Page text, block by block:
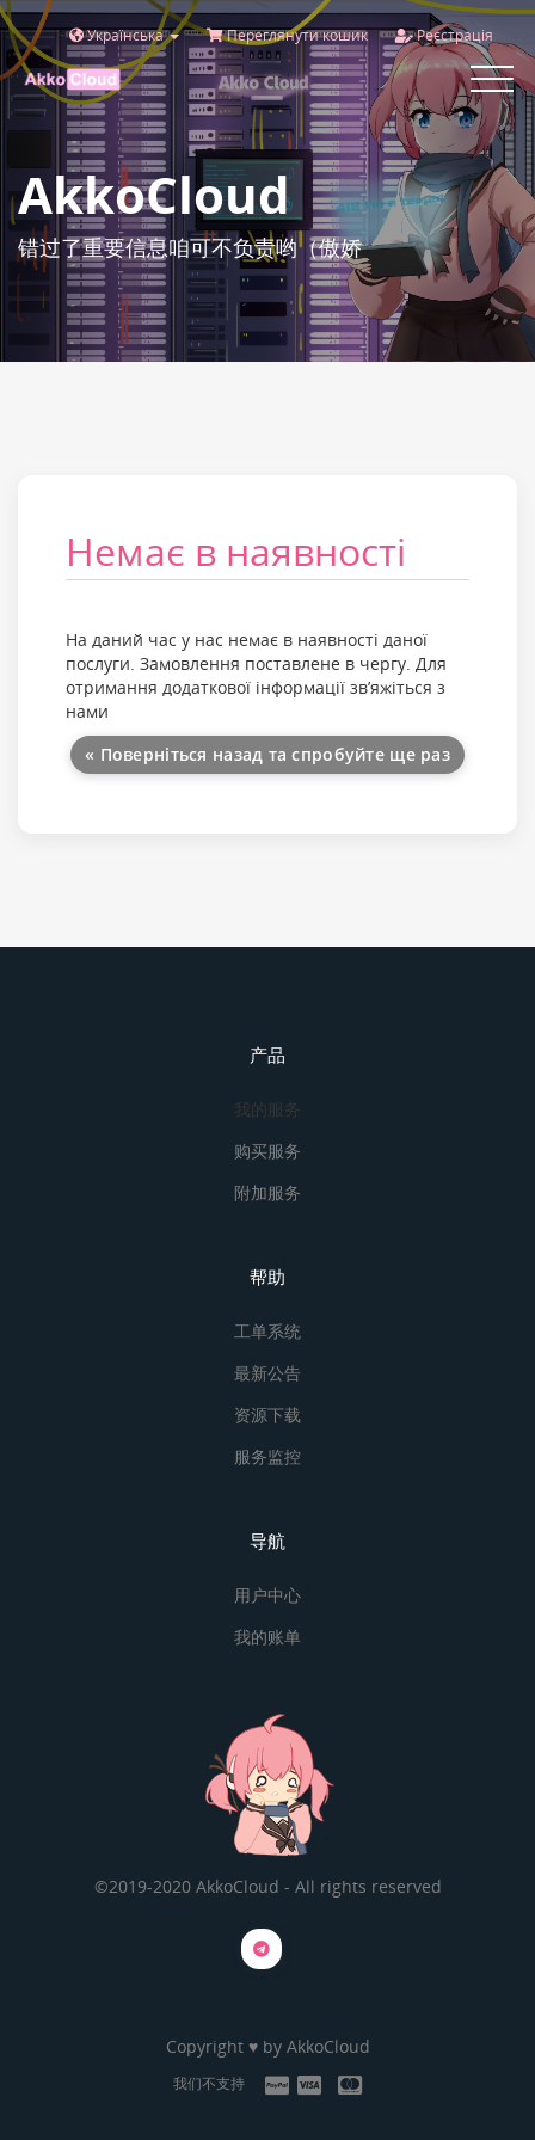
Українська Переглянути кошик Реєстрація
Toggle
AkkoCloud
错过了重要信息咱可不负责哟（傲娇
Немає в наявності
На даний час у нас немає в наявності даної
послуги. Замовлення поставлене в чергу. Для
отримання додаткової інформації зв’яжіться з
нами
« Поверніться назад та спробуйте ще раз
产品
我的服务
购买服务
附加服务
帮助
工单系统
最新公告
资源下载
服务监控
导航
用户中心
我的账单
©2019-2020 AkkoCloud - All rights reserved
Copyright ♥ by AkkoCloud
我们不支持